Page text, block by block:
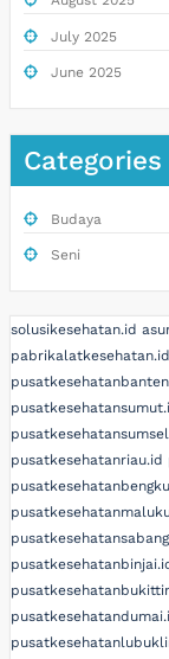
July 2025
June 2025
Categories
Budaya
Seni
solusikesehatan.id
pabrikalatkesehatan.id
pusatkesehatanriau.id